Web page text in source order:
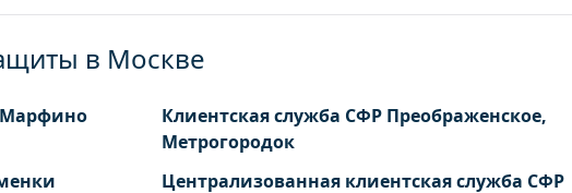
в Москве
Марфино
Клиентская служба СФР Преображенское,
Метрогородок
Централизованная клиентская служба СФР